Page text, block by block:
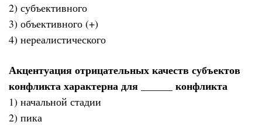
2) субъективного
3) объективного (+)
4) нереалистического
Акцентуация отрицательных качеств субъектов
конфликта характерна для ______ конфликта
1) начальной стадии
2) пика